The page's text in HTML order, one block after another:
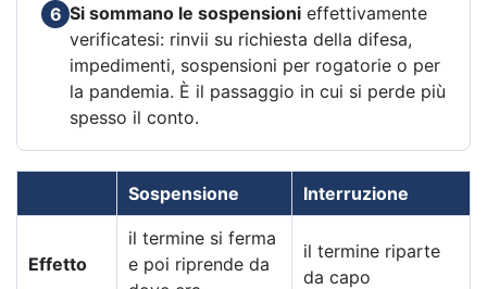
6 Si sommano le sospensioni effettivamente
verificatesi: rinvii su richiesta della difesa,
impedimenti, sospensioni per rogatorie o per
la pandemia. È il passaggio in cui si perde più
spesso il conto.
Sospensione Interruzione
Effetto
il termine si ferma
e poi riprende da
il termine riparte
da capo